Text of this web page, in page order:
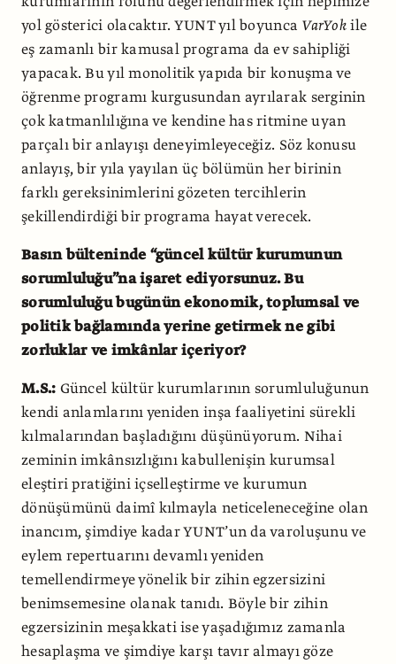
yol gösterici olacaktır. YUNT yıl boyunca VarYokile
eş zamanlı bir kamusal programa da ev sahipliği
yapacak. Bu yıl monolitik yapıda bir konuşma ve
öğrenme programı kurgusundan ayrılarak serginin
çok katmanlılığına ve kendine has ritmine uyan
parçalı bir anlayışı deneyimleyeceğiz. Söz konusu
anlayış, bir yıla yayılan üç bölümün her birinin
farklı gereksinimlerini gözeten tercihlerin
şekillendirdiği bir programa hayat verecek.
Basın bülteninde “güncel kültür kurumunun
sorumluluğu”na işaret ediyorsunuz. Bu
sorumluluğu bugünün ekonomik, toplumsal ve
politik bağlamında yerine getirmek ne gibi
zorluklar ve imkânlar içeriyor?
M.S.: Güncel kültür kurumlarının sorumluluğunun
kendi anlamlarını yeniden inşa faaliyetini sürekli
kılmalarından başladığını düşünüyorum. Nihai
zeminin imkânsızlığını kabullenişin kurumsal
eleştiri pratiğini içselleştirme ve kurumun
dönüşümünü daimî kılmayla neticeleneceğine olan
inancım, şimdiye kadar YUNT’un da varoluşunu ve
eylem repertuarını devamlı yeniden
temellendirmeye yönelik bir zihin egzersizini
benimsemesine olanak tanıdı. Böyle bir zihin
egzersizinin meşakkati ise yaşadığımız zamanla
hesaplaşma ve şimdiye karşı tavır almayı göze